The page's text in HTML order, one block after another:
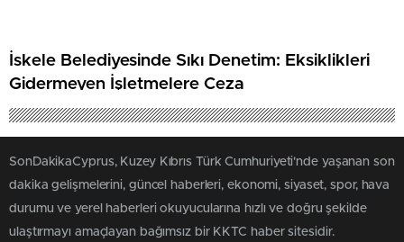
İskele Belediyesinde Sıkı Denetim: Eksiklikleri
Gidermeyen İşletmelere Ceza
SonDakikaCyprus, Kuzey Kıbrıs Türk Cumhuriyeti'nde yaşanan son
dakika gelişmelerini, güncel haberleri, ekonomi, siyaset, spor, hava
durumu ve yerel haberleri okuyucularına hızlı ve doğru şekilde
ulaştırmayı amaçlayan bağımsız bir KKTC haber sitesidir.